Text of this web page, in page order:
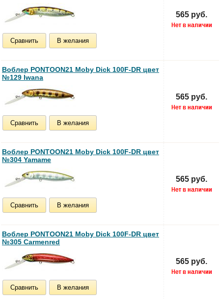
Сравнить В желания
565 руб.
Воблер PONTOON21 Moby Dick 100F-DR цвет
№129 Iwana
Сравнить В желания
565 руб.
Воблер PONTOON21 Moby Dick 100F-DR цвет
№304 Yamame
Сравнить В желания
565 руб.
Воблер PONTOON21 Moby Dick 100F-DR цвет
№305 Carmenred
Сравнить В желания
565 руб.